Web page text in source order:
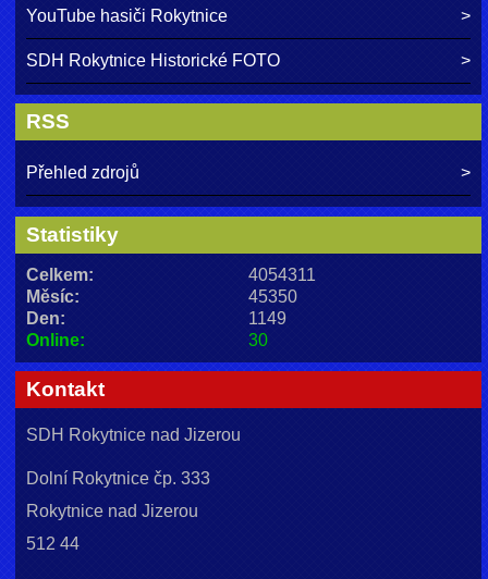
YouTube hasiči Rokytnice
SDH Rokytnice Historické FOTO
RSS
Přehled zdrojů
Statistiky
Online: 30
Celkem:
4054311
Měsíc:
45350
Den:
1149
Kontakt
SDH Rokytnice nad Jizerou
Dolní Rokytnice čp. 333
Rokytnice nad Jizerou
512 44